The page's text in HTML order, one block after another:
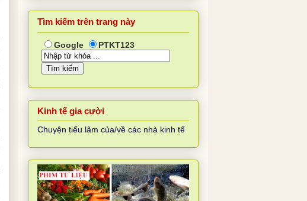
Tìm kiếm trên trang này
Google PTKT123
Kinh tế gia cười
Chuyện tiếu lâm của/về các nhà kinh tế